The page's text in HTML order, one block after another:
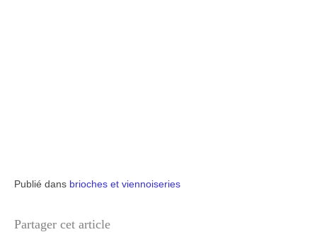
Publié dans brioches et viennoiseries
Partager cet article